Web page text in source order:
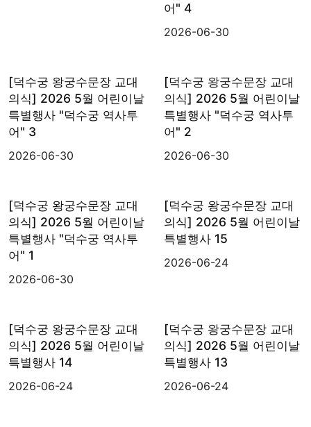
어" 4
2026-06-30
[덕수궁 왕궁수문장 교대
의식] 2026 5월 어린이날
특별행사 "덕수궁 역사투
어" 3
2026-06-30
[덕수궁 왕궁수문장 교대
의식] 2026 5월 어린이날
특별행사 "덕수궁 역사투
어" 2
2026-06-30
[덕수궁 왕궁수문장 교대
의식] 2026 5월 어린이날
특별행사 "덕수궁 역사투
어" 1
2026-06-30
[덕수궁 왕궁수문장 교대
의식] 2026 5월 어린이날
특별행사 15
2026-06-24
[덕수궁 왕궁수문장 교대
의식] 2026 5월 어린이날
특별행사 14
2026-06-24
[덕수궁 왕궁수문장 교대
의식] 2026 5월 어린이날
특별행사 13
2026-06-24